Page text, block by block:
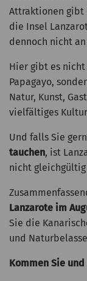
Attraktionen gibt
die Insel
dennoch nicht
Hier gibt es
Papagayo,
Natur, Kunst,
vielfältiges
Und falls Sie gern
tauchen, ist
nicht
Lanzarote im
Sie die
und
Kommen Sie